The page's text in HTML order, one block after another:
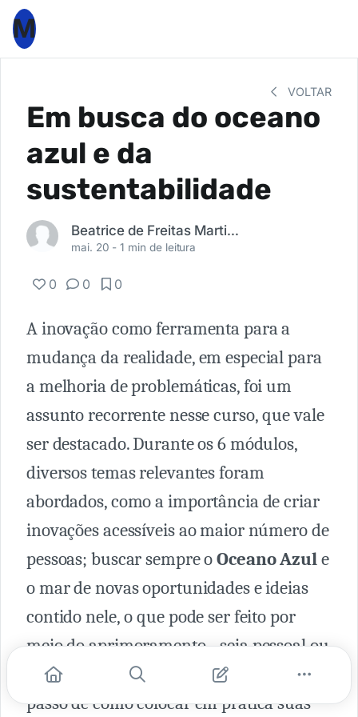
M
VOLTAR
Em busca do oceano
azul e da
sustentabilidade
Beatrice de Freitas Martins da Silva
mai. 20 -1 min de leitura
0 0 0
A inovação como ferramenta para a
mudança da realidade, em especial para
a melhoria de problemáticas, foi um
assunto recorrente nesse curso, que vale
ser destacado. Durante os 6 módulos,
diversos temas relevantes foram
abordados, como a importância de criar
inovações acessíveis ao maior número de
pessoas; buscar sempre oOceano Azule
o mar de novas oportunidades e ideias
contido nele, o que pode ser feito por
meio do aprimoramento - seja pessoal ou
de produtos; e até mesmo um passo a
passo de como colocar em prática suas